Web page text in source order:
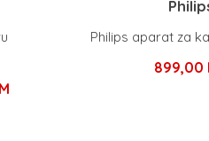
Trenutna
Philips aparat za
899,00